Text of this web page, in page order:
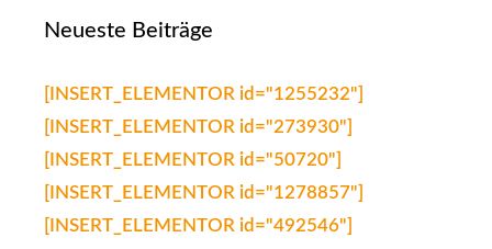
Neueste Beiträge
[INSERT_ELEMENTOR id="1255232"]
[INSERT_ELEMENTOR id="273930"]
[INSERT_ELEMENTOR id="50720"]
[INSERT_ELEMENTOR id="1278857"]
[INSERT_ELEMENTOR id="492546"]